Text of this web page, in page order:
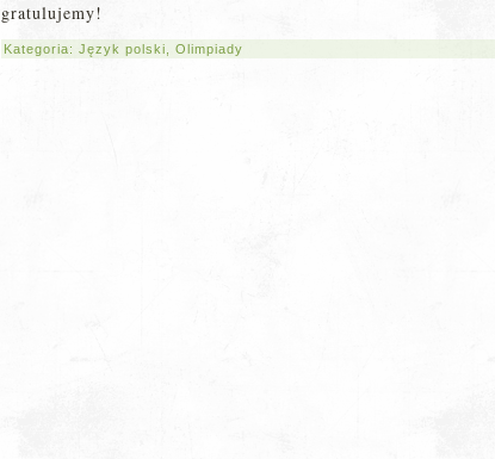
gratulujemy!
Kategoria: Język polski Olimpiady